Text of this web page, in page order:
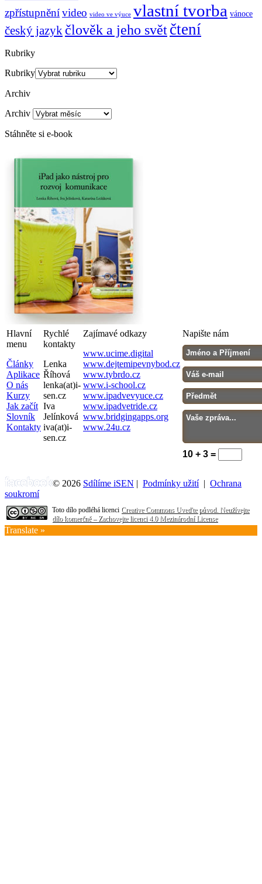
zpřístupněnívideo video ve výuce vlastní tvorba vánoce
český jazyk člověk a jeho světčtení
Rubriky
Rubriky
Archiv
Archiv
Stáhněte si e-book
Hlavní
menu
Články
Aplikace
O nás
Kurzy
Jak začít
Slovník
Kontakty
Rychlé
kontakty
Lenka
Říhová
lenka(at)i-
sen.cz
Iva
Jelínková
iva(at)i-
sen.cz
Zajímavé odkazy
www.ucime.digital
www.dejtemipevnybod.cz
www.tybrdo.cz
www.i-school.cz
www.ipadvevyuce.cz
www.ipadvetride.cz
www.bridgingapps.org
www.24u.cz
Napište nám
10 + 3 =
© 2026 Sdílíme iSEN | Podmínky užití| Ochrana
soukromí
Toto dílo podléhá licenci Creative Commons Uveďte původ. Neužívejte
dílo komerčně – Zachovejte licenci 4.0 Mezinárodní License
Translate »